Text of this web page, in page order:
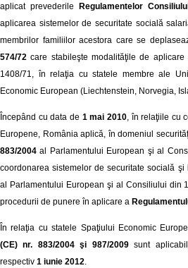
aplicat prevederile Regulamentelor
aplicarea sistemelor de securitate socială
membrilor familiilor acestora care se
574/72 care stabileşte modalităţile de
1408/71, în relaţia cu statele membre ale
Economic European (Liechtenstein, Norvegia,
Începând cu data de 1 mai 2010, în relaţiile cu
Europene, România aplică, în domeniul
883/2004 al Parlamentului European şi al
coordonarea sistemelor de securitate socială şi
al Parlamentului European şi al Consiliului din
procedurii de punere în aplicare a
În relaţia cu statele Spaţiului Economic
(CE) nr. 883/2004 şi 987/2009sunt
respectiv 1 iunie 2012.